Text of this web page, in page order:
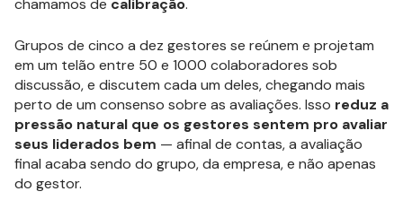
chamamos de calibração.
Grupos de cinco a dez gestores se reúnem e projetam
em um telão entre 50 e 1000 colaboradores sob
discussão, e discutem cada um deles, chegando mais
perto de um consenso sobre as avaliações. Isso reduz a
pressão natural que os gestores sentem pro avaliar
seus liderados bem — afinal de contas, a avaliação
final acaba sendo do grupo, da empresa, e não apenas
do gestor.